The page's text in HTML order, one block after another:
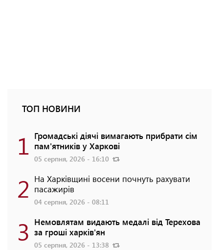
ТОП НОВИНИ
1 Громадські діячі вимагають прибрати сім
пам'ятників у Харкові
05 серпня, 2026 - 16:10
2 На Харківщині восени почнуть рахувати
пасажирів
04 серпня, 2026 - 08:11
3 Немовлятам видають медалі від Терехова
за гроші харків'ян
05 серпня, 2026 - 13:38